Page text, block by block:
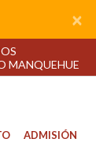
×
MANQUEHUE
ADMISIÓN